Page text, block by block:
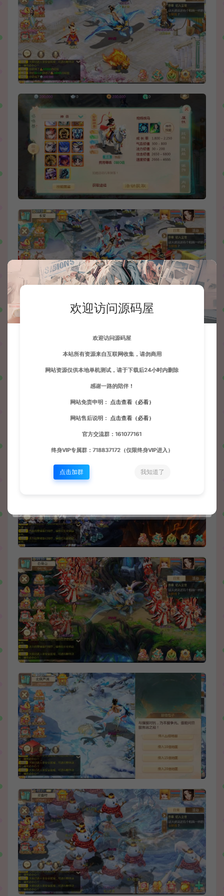
欢迎访问源码屋
欢迎访问源码屋
本站所有资源来自互联网收集，请勿商用
网站资源仅供本地单机测试，请于下载后24小时内删除
感谢一路的陪伴！
网站免责申明： 点击查看（必看）
网站售后说明： 点击查看（必看）
官方交流群：161077161
终身VIP专属群：718837172（仅限终身VIP进入）
点击加群 我知道了